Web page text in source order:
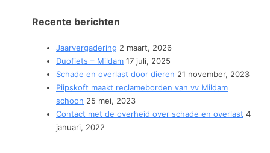
Recente berichten
Jaarvergadering 2 maart, 2026
Duofiets – Mildam 17 juli, 2025
Schade en overlast door dieren 21 november, 2023
Piipskoft maakt reclameborden van vv Mildam
schoon 25 mei, 2023
Contact met de overheid over schade en overlast 4
januari, 2022